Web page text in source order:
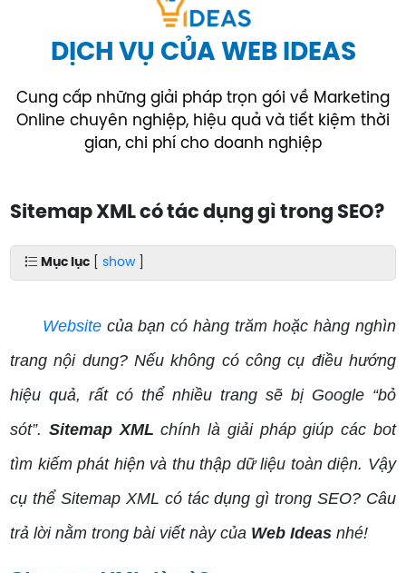
DỊCH VỤ CỦA WEB IDEAS
Cung cấp những giải pháp trọn gói về Marketing
Online chuyên nghiệp, hiệu quả và tiết kiệm thời
gian, chi phí cho doanh nghiệp
Sitemap XML có tác dụng gì trong SEO?
Mục lục [show]
Websitecủa bạn có hàng trăm hoặc hàng nghìn
trang nội dung? Nếu không có công cụ điều hướng
hiệu quả, rất có thể nhiều trang sẽ bị Google “bỏ
sót”. Sitemap XML chính là giải pháp giúp các bot
tìm kiếm phát hiện và thu thập dữ liệu toàn diện. Vậy
cụ thể Sitemap XML có tác dụng gì trong SEO? Câu
trả lời nằm trong bài viết này của Web Ideas nhé!